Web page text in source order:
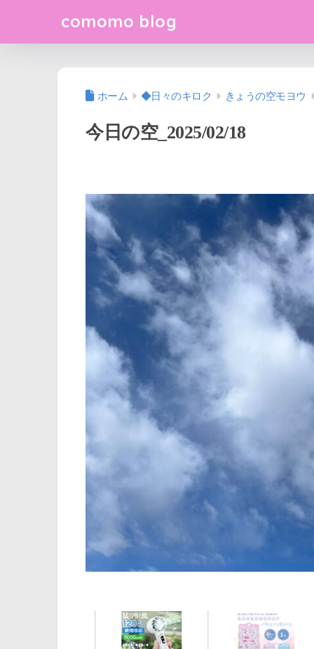
comomo blog
ホーム ◆日々のキロク きょうの空モヨウ
今日の空_2025/02/18